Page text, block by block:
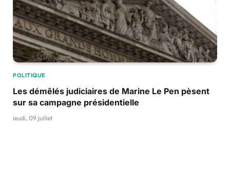
POLITIQUE
Les démêlés judiciaires de Marine Le Pen pèsent
sur sa campagne présidentielle
jeudi, 09 juillet